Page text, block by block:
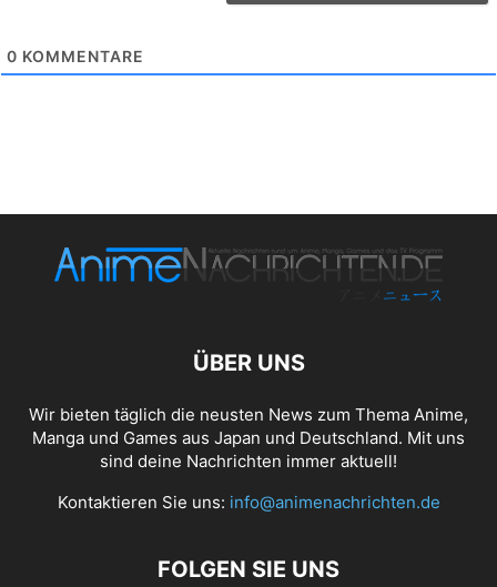
0 KOMMENTARE
ÜBER UNS
Wir bieten täglich die neusten News zum Thema Anime,
Manga und Games aus Japan und Deutschland. Mit uns
sind deine Nachrichten immer aktuell!
Kontaktieren Sie uns: info@animenachrichten.de
FOLGEN SIE UNS